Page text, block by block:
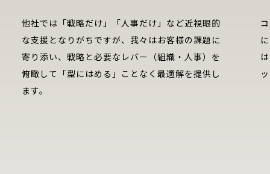
他社では「戦略だけ」「人事だけ」など近視眼的
な支援となりがちですが、我々はお客様の課題に
寄り添い、戦略と必要なレバー（組織・人事）を
俯瞰して「型にはめる」ことなく最適解を提供し
ます。